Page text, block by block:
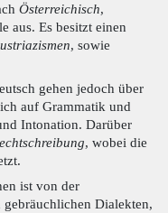
Österreichisch,
aus. Es besitzt einen
, sowie
gehen jedoch über
auf Grammatik und
Intonation. Darüber
, wobei die
ist von der
Dialekten,